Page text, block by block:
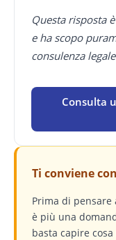
Questa risposta
e ha scopo
consulenza
Consulta
Ti conviene
Prima di pensare
è più una
basta capire